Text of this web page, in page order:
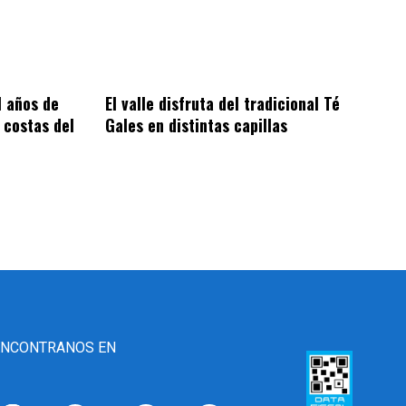
de
del
El valle disfruta del tradicional Té
Gales en distintas capillas
EN